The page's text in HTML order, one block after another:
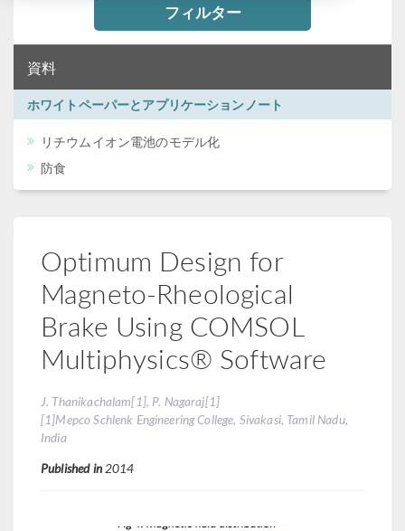
フィルター
資料
ホワイトペーパーとアプリケーションノート
リチウムイオン電池のモデル化
防食
Optimum Design for
Magneto-Rheological
Brake Using COMSOL
Multiphysics® Software
J. Thanikachalam[1], P. Nagaraj[1]
[1]Mepco Schlenk Engineering College, Sivakasi, Tamil Nadu,
India
Published in 2014